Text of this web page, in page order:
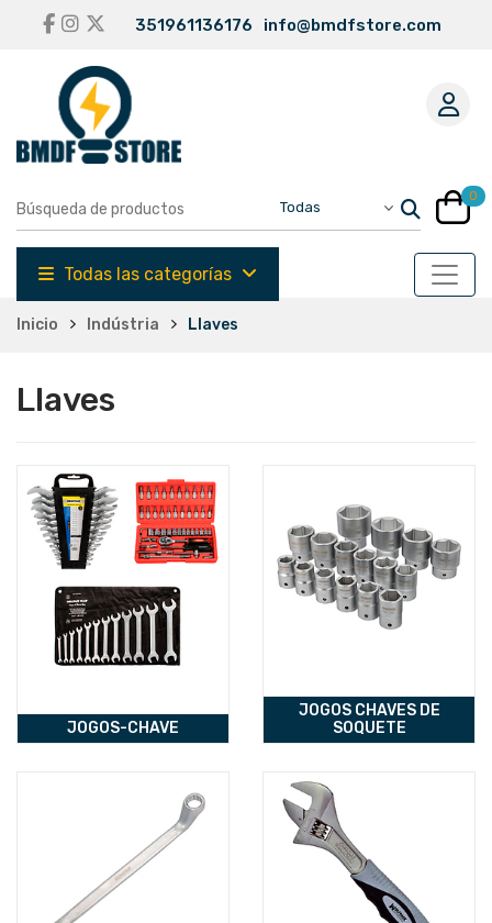
351961136176 info@bmdfstore.com
0
Todas las categorías
Inicio Indústria Llaves
Llaves
JOGOS-CHAVE
JOGOS CHAVES DE
SOQUETE